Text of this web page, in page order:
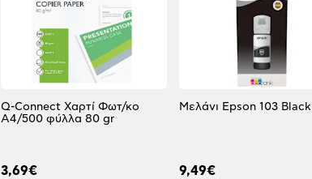
Q-Connect Χαρτί Φωτ/κο
A4/500 φύλλα 80 gr
3,69€
Μελάνι Epson 103 Black
9,49€